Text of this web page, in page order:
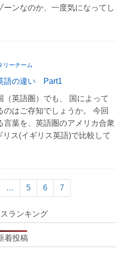
ーンなのか、一度気になってし
リーチーム
語の違い Part1
英語圏）でも、 国によって
のはご存知でしょうか。 今回
言葉を、英語圏のアメリカ合衆
ス(イギリス英語)で比較して
… 5 6 7
ランキング
着投稿